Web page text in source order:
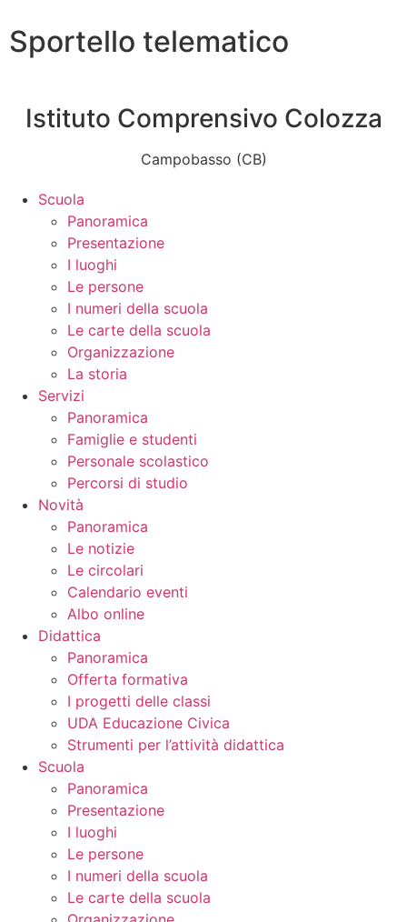
Sportello telematico
Istituto Comprensivo Colozza
Campobasso (CB)
Scuola
Panoramica
Presentazione
I luoghi
Le persone
I numeri della scuola
Le carte della scuola
Organizzazione
La storia
Servizi
Panoramica
Famiglie e studenti
Personale scolastico
Percorsi di studio
Novità
Panoramica
Le notizie
Le circolari
Calendario eventi
Albo online
Didattica
Panoramica
Offerta formativa
I progetti delle classi
UDA Educazione Civica
Strumenti per l’attività didattica
Scuola
Panoramica
Presentazione
I luoghi
Le persone
I numeri della scuola
Le carte della scuola